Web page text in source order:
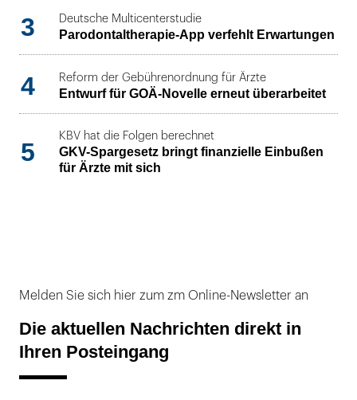
3 Deutsche Multicenterstudie
Parodontaltherapie-App verfehlt Erwartungen
4 Reform der Gebührenordnung für Ärzte
Entwurf für GOÄ-Novelle erneut überarbeitet
5
KBV hat die Folgen berechnet
GKV-Spargesetz bringt finanzielle Einbußen
für Ärzte mit sich
Melden Sie sich hier zum zm Online-Newsletter an
Die aktuellen Nachrichten direkt in
Ihren Posteingang